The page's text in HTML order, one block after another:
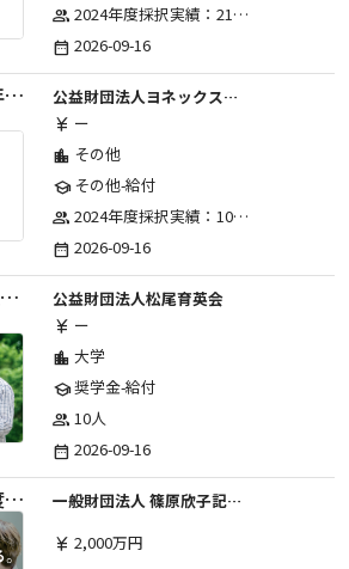
group 2024年度採択実績：21事業（前期11・後期10）、2025年度採択実績：30事業（前期15・後期15）、2026年度採択実績：40事業 ※2026年度より、前期・後期の区分を廃止し、年1回の申請受付となりました。
date_range 2026-09-16
【助成事業】2027年度（通年）ジュニアスポーツ振興に関する助成金
公益財団法人ヨネックススポーツ振興財団
currency_yen ー
location_city その他
schoolその他-給付
group 2024年度採択実績：107事業（前期45・後期62）、2025年度採択実績：103事業（前期48・後期55）、2026年度採択実績：97事業 ※2026年度より、前期・後期の区分を廃止し、年1回の申請受付となりました。
date_range 2026-09-16
【学費・寮費・交通費給付】2027年度第71期育英生募集
公益財団法人松尾育英会
currency_yen ー
location_city 大学
school奨学金-給付
group 10人
date_range 2026-09-16
【高校生】2026年度 しのはら財団 アメリカ・イギリス・カナダ英語留学奨学金
一般財団法人 篠原欣子記念財団 (海外留学奨学金グループ)
currency_yen 2,000万円